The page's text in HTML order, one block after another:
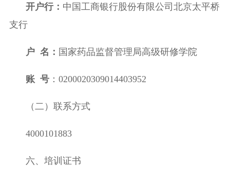
开户行 ： 中国工商银行股份有限公司北京太平桥
支行
户 名： 国家药品监督管理局高级研修学院
账 号 ：0200020309014403952
（二）联系方式
4000101883
六、培训证书